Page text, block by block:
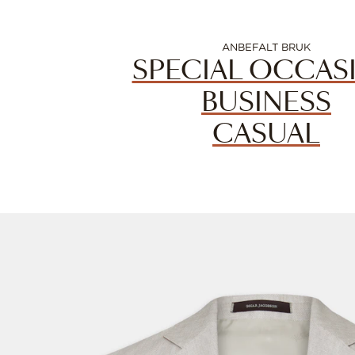
ANBEFALT BRUK
SPECIAL
BUSINESS
CASUAL